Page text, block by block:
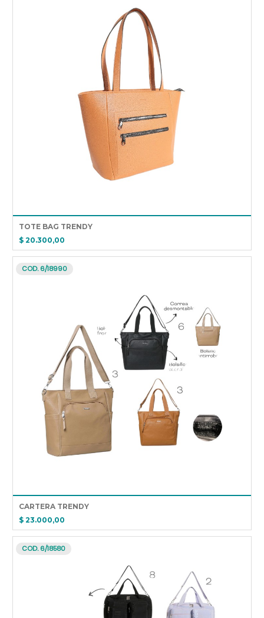
TOTE BAG TRENDY
$ 20.300,00
COD. 6/18990
CARTERA TRENDY
$ 23.000,00
COD. 6/18580